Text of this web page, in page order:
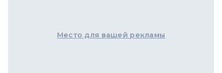
Место для вашей рекламы